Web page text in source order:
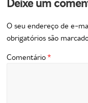
Deixe um
O seu endereço de e-
obrigatórios são
Comentário*